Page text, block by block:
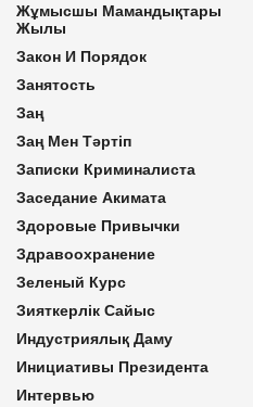
Жұмысшы Мамандықтары
Жылы
Закон И Порядок
Занятость
Заң
Заң Мен Тәртіп
Записки Криминалиста
Заседание Акимата
Здоровые Привычки
Здравоохранение
Зеленый Курс
Зияткерлік Сайыс
Индустриялық Даму
Инициативы Президента
Интервью